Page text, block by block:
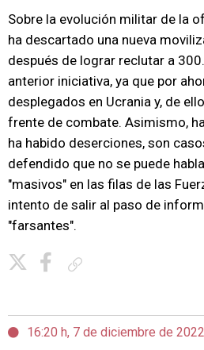
Sobre la evolución militar de la
ha descartado una nueva
después de lograr reclutar a
anterior iniciativa, ya que por
desplegados en Ucrania y, de
frente de combate. Asimismo,
ha habido deserciones, son
defendido que no se puede
"masivos" en las filas de las
intento de salir al paso de
"farsantes".
16:20 h, 7 de diciembre de 2022